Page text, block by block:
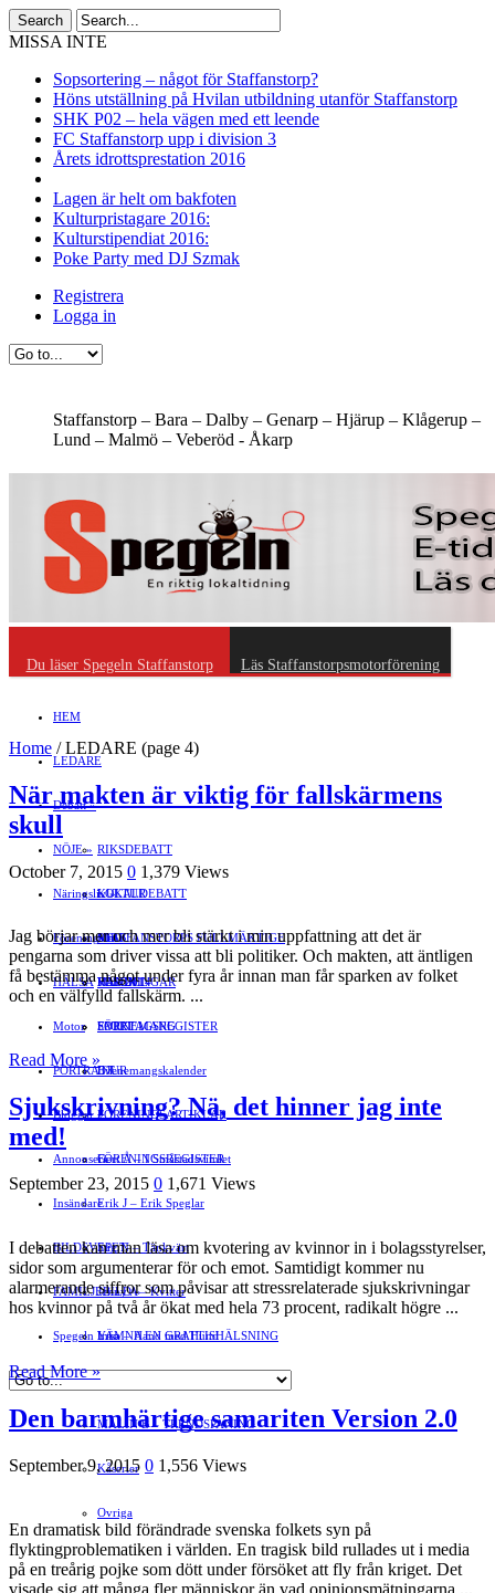
MISSA INTE
Sopsortering – något för Staffanstorp?
Höns utställning på Hvilan utbildning utanför Staffanstorp
SHK P02 – hela vägen med ett leende
FC Staffanstorp upp i division 3
Årets idrottsprestation 2016
Lagen är helt om bakfoten
Kulturpristagare 2016:
Kulturstipendiat 2016:
Poke Party med DJ Szmak
Registrera
Logga in
Staffanstorp – Bara – Dalby – Genarp – Hjärup – Klågerup –
Lund – Malmö – Veberöd - Åkarp
Du läser Spegeln Staffanstorp Läs Staffanstorpsmotorförening
HEM
LEDARE
Debatt »
RIKSDEBATT
LOKALDEBATT
STAFFANSTORPS FULLMÄKTIGE
VAL 2014
NÖJE »
KULTUR
Mat
RESOR
EVENEMANG
Evenemangskalender
Näringsliv »
JOBB
HANDEL
FÖRETAGSREGISTER
Föreningsliv »
FÖRENINGAR
SPORT
DJUR
FÖRENINGSARTIKLAR
FÖRENINGSREGISTER
HÄLSA
Motor
PORTRÄTT
Bloggar »
Gert Å – I Småstadsvimlet
Erik J – Erik Speglar
Stig N – Tänkvärt
Jenny A – Kvitter
Yrsa – Hand med Hund
Hvilan – Trädgårdstips
MALIN B – TRENDSPANING
Kåserier
Ovriga
Annonsera
Insändare
BILDSVEPET
FAMILJEBILD »
LÄMNA EN GRATTISHÄLSNING
Spegeln Info
Home /LEDARE (page 4)
När makten är viktig för fallskärmens
skull
October 7, 2015 0 1,379 Views
Jag börjar mer och mer bli stärkt i min uppfattning att det är
pengarna som driver vissa att bli politiker. Och makten, att äntligen
få bestämma något under fyra år innan man får sparken av folket
och en välfylld fallskärm. ...
Read More »
Sjukskrivning? Nä, det hinner jag inte
med!
September 23, 2015 0 1,671 Views
I debatten kan man läsa om kvotering av kvinnor in i bolagsstyrelser,
sidor som argumenterar för och emot. Sam­tidigt kommer nu
alarmerande siffror som påvisar att stressrelaterade sjuk­skrivningar
hos kvinnor på två år ökat med hela 73 procent, radikalt högre ...
Read More »
Den barmhärtige samariten Version 2.0
September 9, 2015 0 1,556 Views
En dramatisk bild förändrade svenska folkets syn på
flyktingproblematiken i världen. En tragisk bild rullades ut i media
på en treårig pojke som dött under försöket att fly från kriget. Det
visade sig att många fler människor än vad opinionsmätningarna ...